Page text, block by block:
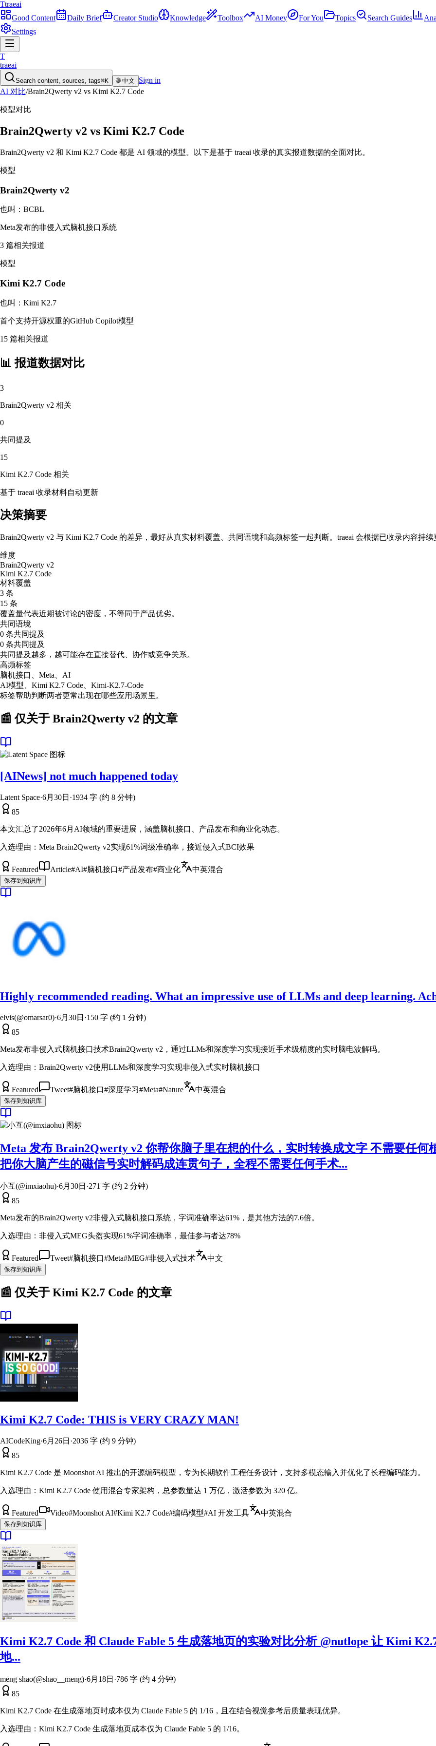
Ttraeai
Good Content
Daily Brief Creator Studio Knowledge Toolbox AI Money For You Topics Search Guides
Settings
T
traeai
Search content, sources, tags⌘K 🌐中文
Sign in
AI 对比/Brain2Qwerty v2 vs Kimi K2.7 Code
模型对比
Brain2Qwerty v2 vs Kimi K2.7 Code
Brain2Qwerty v2 和 Kimi K2.7 Code 都是 AI 领域的模型。以下是基于 traeai 收录的真实报道数据的全面对比。
模型
Brain2Qwerty v2
也叫： BCBL
Meta发布的非侵入式脑机接口系统
3 篇相关报道
模型
Kimi K2.7 Code
也叫： Kimi K2.7
首个支持开源权重的GitHub Copilot模型
15 篇相关报道
📊 报道数据对比
3
Brain2Qwerty v2 相关
0
共同提及
15
Kimi K2.7 Code 相关
基于 traeai 收录材料自动更新
决策摘要
Brain2Qwerty v2 与 Kimi K2.7 Code 的差异，最好从真实材料覆盖、共同语境和高频标签一起判断。traeai 会根据已收录内容持续
维度
Brain2Qwerty v2
Kimi K2.7 Code
材料覆盖
3 条
15 条
覆盖量代表近期被讨论的密度，不等同于产品优劣。
共同语境
0 条共同提及
0 条共同提及
共同提及越多，越可能存在直接替代、协作或竞争关系。
高频标签
脑机接口、Meta、AI
AI模型、Kimi K2.7 Code、Kimi-K2.7-Code
标签帮助判断两者更常出现在哪些应用场景里。
📰 仅关于 Brain2Qwerty v2 的文章
[AINews] not much happened today
Latent Space·6月30日 ·1934 字 (约 8 分钟)
85
本文汇总了2026年6月AI领域的重要进展，涵盖脑机接口、产品发布和商业化动态。
入选理由： Meta Brain2Qwerty v2实现61%词级准确率，接近侵入式BCI效果
Featured Article#AI#脑机接口#产品发布#商业化 中英混合
保存到知识库
Highly recommended reading. What an impressive use of LLMs and deep learning.
elvis(@omarsar0)·6月30日 ·150 字 (约 1 分钟)
85
Meta发布非侵入式脑机接口技术Brain2Qwerty v2，通过LLMs和深度学习实现接近手术级精度的实时脑电波解码。
入选理由： Brain2Qwerty v2使用LLMs和深度学习实现非侵入式实时脑机接口
Featured Tweet#脑机接口#深度学习#Meta#Nature 中英混合
保存到知识库
Meta 发布 Brain2Qwerty v2 你帮你脑子里在想的什么，实时转换成文字 不需要任
把你大脑产生的磁信号实时解码成连贯句子，全程不需要任何手术...
小互(@imxiaohu)·6月30日 ·271 字 (约 2 分钟)
85
Meta发布的Brain2Qwerty v2非侵入式脑机接口系统，字词准确率达61%，是其他方法的7.6倍。
入选理由： 非侵入式MEG头盔实现61%字词准确率，最佳参与者达78%
Featured Tweet#脑机接口#Meta#MEG#非侵入式技术 中文
保存到知识库
📰 仅关于 Kimi K2.7 Code 的文章
Kimi K2.7 Code: THIS is VERY CRAZY MAN!
AICodeKing·6月26日 ·2036 字 (约 9 分钟)
85
Kimi K2.7 Code 是 Moonshot AI 推出的开源编码模型，专为长期软件工程任务设计，支持多模态输入并优化了长程编码能力。
入选理由： Kimi K2.7 Code 使用混合专家架构，总参数量达 1 万亿，激活参数为 320 亿。
Featured Video#Moonshot AI#Kimi K2.7 Code#编码模型#AI 开发工具 中英混合
保存到知识库
Kimi K2.7 Code 和 Claude Fable 5 生成落地页的实验对比分析 @nutlope 让 Kimi
地...
meng shao(@shao__meng)·6月18日 ·786 字 (约 4 分钟)
85
Kimi K2.7 Code 在生成落地页时成本仅为 Claude Fable 5 的 1/16，且在结合视觉参考后质量表现优异。
入选理由： Kimi K2.7 Code 生成落地页成本仅为 Claude Fable 5 的 1/16。